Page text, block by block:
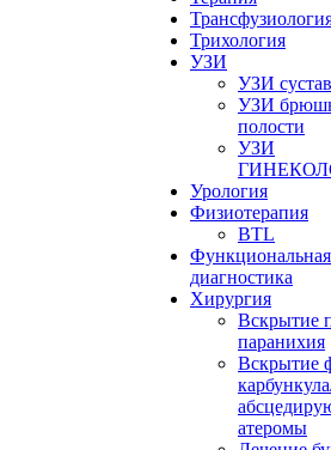
Трихология
УЗИ
УЗИ
УЗИ
полости
УЗИ
Урология
Физиотерапия
BTL
Функциональная
диагностика
Хирургия
Вскрытие
паранихия
Вскрытие
атеромы